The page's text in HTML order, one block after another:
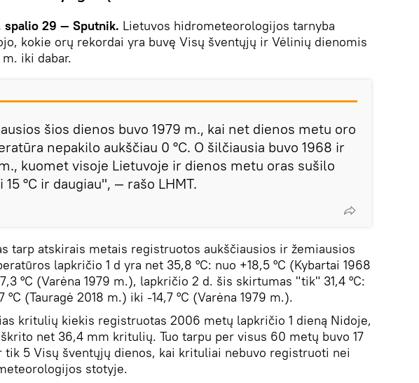
spalio 29 — Sputnik. Lietuvos hidrometeorologijos tarnyba
kokie orų rekordai yra buvę Visų šventųjų ir Vėlinių dienomis
m. iki dabar.
šios dienos buvo 1979 m., kai net dienos metu oro
nepakilo aukščiau 0 °C. O šilčiausia buvo 1968 ir
kuomet visoje Lietuvoje ir dienos metu oras sušilo
15 °C ir daugiau", — rašo LHMT.
tarp atskirais metais registruotos aukščiausios ir žemiausios
lapkričio 1 d yra net 35,8 °C: nuo +18,5 °C (Kybartai 1968
°C (Varėna 1979 m.), lapkričio 2 d. šis skirtumas "tik" 31,4 °C:
°C (Tauragė 2018 m.) iki -14,7 °C (Varėna 1979 m.).
kritulių kiekis registruotas 2006 metų lapkričio 1 dieną Nidoje,
net 36,4 mm kritulių. Tuo tarpu per visus 60 metų buvo 17
tik 5 Visų šventųjų dienos, kai krituliai nebuvo registruoti nei
stotyje.